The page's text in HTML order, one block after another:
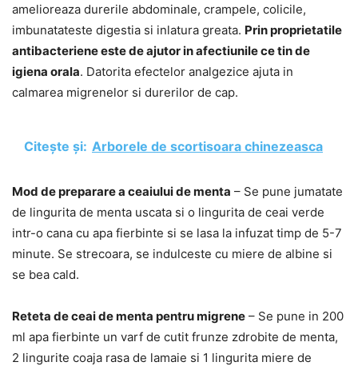
amelioreaza durerile abdominale, crampele, colicile,
imbunatateste digestia si inlatura greata. Prin proprietatile
antibacteriene este de ajutor in afectiunile ce tin de
igiena orala. Datorita efectelor analgezice ajuta in
calmarea migrenelor si durerilor de cap.
Citește și: Arborele de scortisoara chinezeasca
Mod de preparare a ceaiului de menta – Se pune jumatate
de lingurita de menta uscata si o lingurita de ceai verde
intr-o cana cu apa fierbinte si se lasa la infuzat timp de 5-7
minute. Se strecoara, se indulceste cu miere de albine si
se bea cald.
Reteta de ceai de menta pentru migrene – Se pune in 200
ml apa fierbinte un varf de cutit frunze zdrobite de menta,
2 lingurite coaja rasa de lamaie si 1 lingurita miere de